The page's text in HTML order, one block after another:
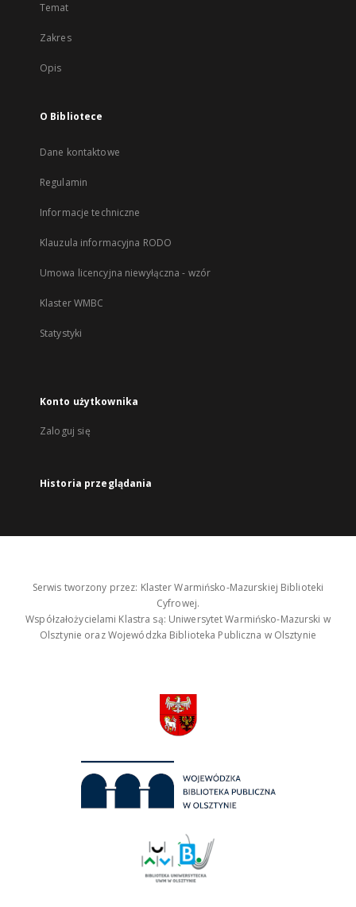
Temat
Zakres
Opis
O Bibliotece
Dane kontaktowe
Regulamin
Informacje techniczne
Klauzula informacyjna RODO
Umowa licencyjna niewyłączna - wzór
Klaster WMBC
Statystyki
Konto użytkownika
Zaloguj się
Historia przeglądania
Serwis tworzony przez: Klaster Warmińsko-Mazurskiej Biblioteki
Cyfrowej.
Współzałożycielami Klastra są: Uniwersytet Warmińsko-Mazurski w
Olsztynie oraz Wojewódzka Biblioteka Publiczna w Olsztynie